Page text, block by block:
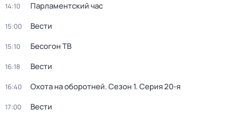
14:10 Парламентский час
15:00 Вести
15:10 Бесогон ТВ
16:18 Вести
16:40 Охота на оборотней. Сезон 1. Серия 20-я
17:00 Вести